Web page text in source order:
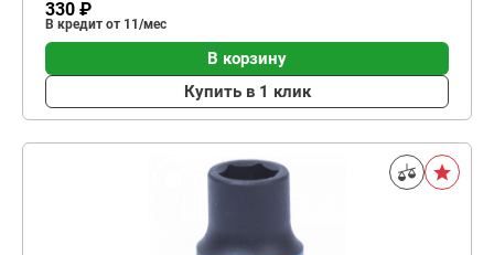
330 ₽
В кредит от 11/мес
В корзину
Купить в 1 клик